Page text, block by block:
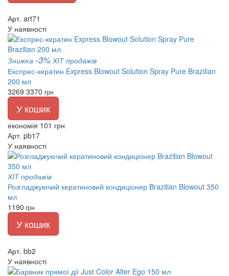
Арт. art71
У наявності
Знижка -3% ХІТ продажів
Експрес-кератин Express Blowout Solution Spray Pure Brazilian
200 мл
3269 3370 грн
У кошик
економія 101 грн
Арт. pb17
У наявності
ХІТ продажів
Розгладжуючий кератиновий кондиціонер Brazilian Blowout 350
мл
1190 грн
У кошик
Арт. bb2
У наявності